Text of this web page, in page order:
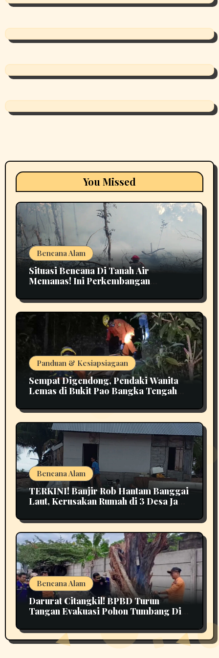
You Missed
Bencana Alam
Situasi Bencana Di Tanah Air
Memanas! Ini Perkembangan
Panduan & Kesiapsiagaan
Sempat Digendong, Pendaki Wanita
Lemas di Bukit Pao Bangka Tengah
Bencana Alam
TERKINI! Banjir Rob Hantam Banggai
Laut, Kerusakan Rumah di 3 Desa Jadi
Bencana Alam
Darurat Citangkil! BPBD Turun
Tangan Evakuasi Pohon Tumbang Di